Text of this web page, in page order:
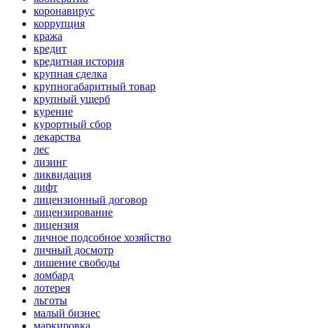
коронавирус
коррупция
кража
кредит
кредитная история
крупная сделка
крупногабаритный товар
крупный ущерб
курение
курортный сбор
лекарства
лес
лизинг
ликвидация
лифт
лицензионный договор
лицензирование
лицензия
личное подсобное хозяйство
личный досмотр
лишение свободы
ломбард
лотерея
льготы
малый бизнес